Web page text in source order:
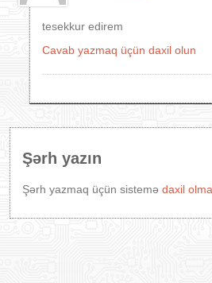
tesekkur edirem
Cavab yazmaq üçün daxil olun
Şərh yazın
Şərh yazmaq üçün sistemə daxil